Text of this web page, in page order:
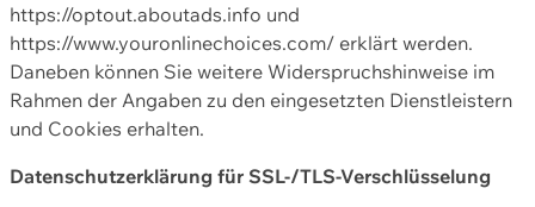
https://optout.aboutads.info und
https://www.youronlinechoices.com/ erklärt werden.
Daneben können Sie weitere Widerspruchshinweise im
Rahmen der Angaben zu den eingesetzten Dienstleistern
und Cookies erhalten.
Datenschutzerklärung für SSL-/TLS-Verschlüsselung